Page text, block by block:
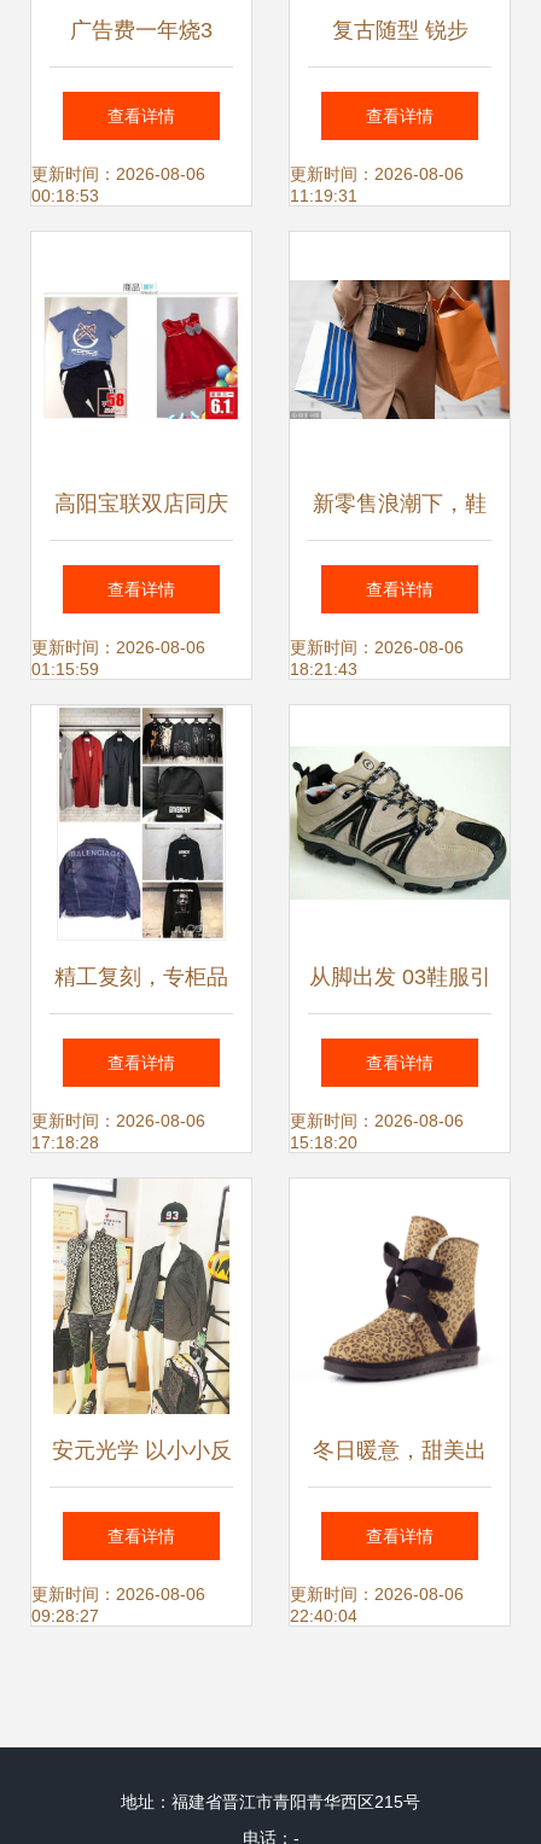
广告费一年烧3
亿，北美鞋服第一
GMV卖家何以少赚
查看详情
更新时间：2026-08-06
00:18:53
复古随型 锐步
2014年春季鞋服系
列
查看详情
更新时间：2026-08-06
11:19:31
高阳宝联双店同庆
盛典 肉品鞋服玩具
多重钜惠，小丑蜀
黍邀您共享欢乐购
物季
查看详情
更新时间：2026-08-06
01:15:59
新零售浪潮下，鞋
服供应链的挑战与
变革 从张勇的战略
查看详情
更新时间：2026-08-06
18:21:43
精工复刻，专柜品
质 诚信经营大牌鞋
服，邀您携手共赢
查看详情
更新时间：2026-08-06
17:18:28
从脚出发 03鞋服引
领舒适新风尚
查看详情
更新时间：2026-08-06
15:18:20
安元光学 以小小反
光膜撬动亿元市
场，照亮鞋服行业
查看详情
更新时间：2026-08-06
09:28:27
冬日暖意，甜美出
行 粉色中筒蝴蝶结
雪地靴穿搭指南
查看详情
更新时间：2026-08-06
22:40:04
地址：福建省晋江市青阳青华西区215号
电话：-